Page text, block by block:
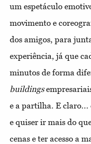
um espetáculo
movimento e
dos amigos, para
experiência, já que
minutos de forma
buildings
e a partilha. E claro...
e quiser ir mais do
cenas e ter acesso a